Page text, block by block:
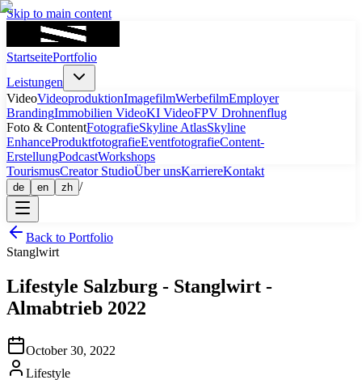
Skip to main content
StartseitePortfolio
Leistungen
VideoVideoproduktionImagefilmWerbefilmEmployer
BrandingImmobilien VideoKI VideoFPV Drohnenflug
Foto & ContentFotografieSkyline AtlasSkyline
EnhanceProduktfotografieEventfotografieContent-
ErstellungPodcastWorkshops
TourismusCreator StudioÜber unsKarriereKontakt
de en zh /
Back to Portfolio
Stanglwirt
Lifestyle Salzburg - Stanglwirt -
Almabtrieb 2022
October 30, 2022
Lifestyle